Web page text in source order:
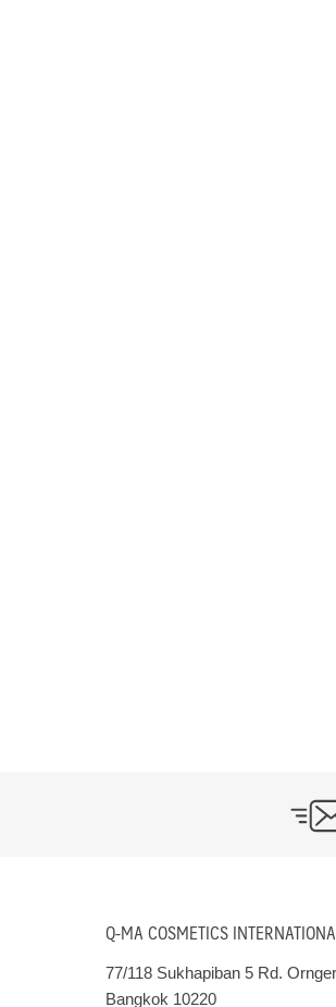
Q-MA COSMETICS
77/118 Sukhapiban 5 Rd.
Bangkok 10220